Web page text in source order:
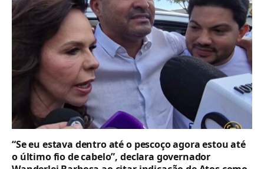
“Se eu estava dentro até o pescoço agora estou até
o último fio de cabelo”, declara governador